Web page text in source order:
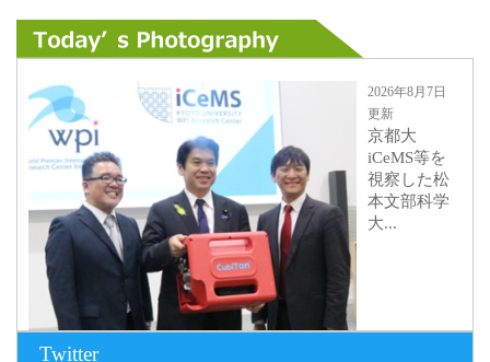
2026年8月7日
更新
京都大
iCeMS等を
視察した松
本文部科学
大...
Twitter